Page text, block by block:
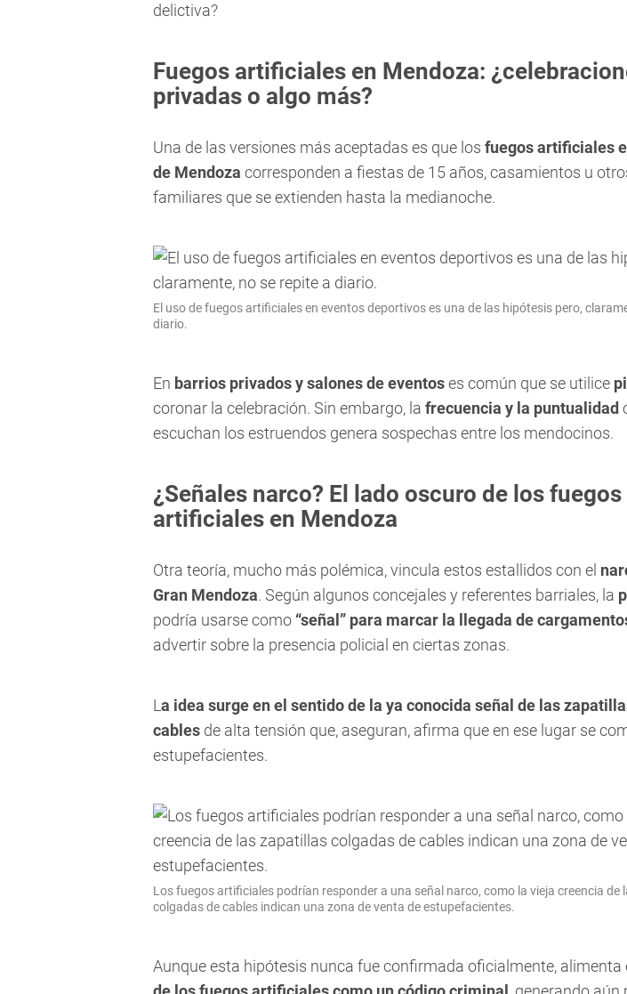
delictiva?
Fuegos artificiales en Mendoza:
privadas o algo más?
Una de las versiones más aceptadas es que los fuegos artificiales
de Mendoza corresponden a fiestas de 15 años, casamientos u
familiares que se extienden hasta la medianoche.
El uso de fuegos artificiales en eventos deportivos es una de las hipótesis pero,
diario.
En barrios privados y salones de eventoses común que se utilice
coronar la celebración. Sin embargo, la frecuencia y la puntualidad
escuchan los estruendos genera sospechas entre los mendocinos.
¿Señales narco? El lado oscuro de los fuegos
artificiales en Mendoza
Otra teoría, mucho más polémica, vincula estos estallidos con el
Gran Mendoza. Según algunos concejales y referentes barriales, la
podría usarse como “señal” para marcar la llegada de
advertir sobre la presencia policial en ciertas zonas.
L a idea surge en el sentido de la ya conocida señal de las
cables de alta tensión que, aseguran, afirma que en ese lugar se
estupefacientes.
Los fuegos artificiales podrían responder a una señal narco, como la vieja creencia de
colgadas de cables indican una zona de venta de estupefacientes.
Aunque esta hipótesis nunca fue confirmada oficialmente, alimenta